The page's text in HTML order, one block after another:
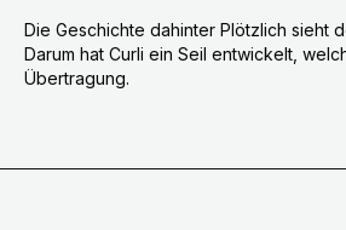
Die Geschichte dahinter Plötzlich sieht
Darum hat Curli ein Seil entwickelt,
Übertragung.